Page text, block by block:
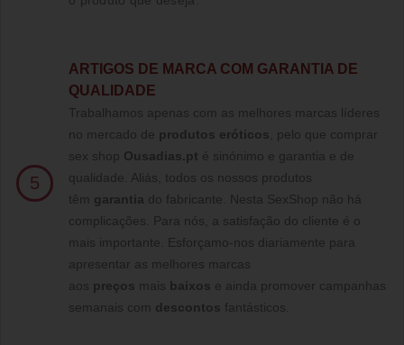
5
ARTIGOS DE MARCA COM GARANTIA DE
QUALIDADE
Trabalhamos apenas com as melhores marcas líderes
no mercado de produtos eróticos , pelo que comprar
sex shop Ousadias.pt é sinónimo e garantia e de
qualidade. Aliás, todos os nossos produtos
têm garantia do fabricante. Nesta SexShop não há
complicações. Para nós, a satisfação do cliente é o
mais importante. Esforçamo-nos diariamente para
apresentar as melhores marcas
aos preços mais baixos e ainda promover campanhas
semanais com descontos fantásticos.